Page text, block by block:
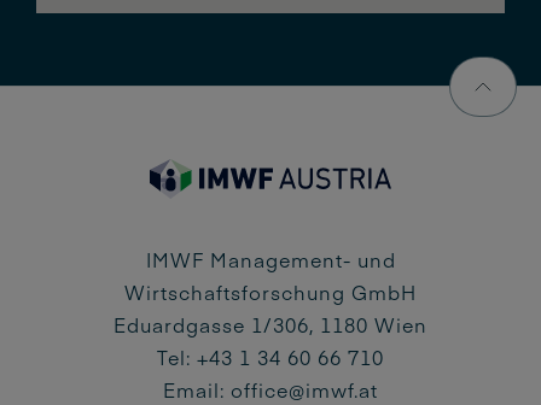
IMWF Management- und
Wirtschaftsforschung GmbH
Eduardgasse 1/306, 1180 Wien
Tel: +43 1 34 60 66 710
Email: office@imwf.at